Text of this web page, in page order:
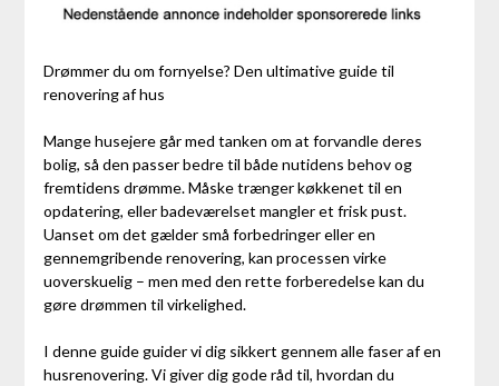
Drømmer du om fornyelse? Den ultimative guide til
renovering af hus
Mange husejere går med tanken om at forvandle deres
bolig, så den passer bedre til både nutidens behov og
fremtidens drømme. Måske trænger køkkenet til en
opdatering, eller badeværelset mangler et frisk pust.
Uanset om det gælder små forbedringer eller en
gennemgribende renovering, kan processen virke
uoverskuelig – men med den rette forberedelse kan du
gøre drømmen til virkelighed.
I denne guide guider vi dig sikkert gennem alle faser af en
husrenovering. Vi giver dig gode råd til, hvordan du